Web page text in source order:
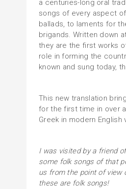
a centuries-long oral
songs of every aspect
ballads, to laments for
brigands. Written down
they are the first works
role in forming the
known and sung today,
This new translation
for the first time in over
Greek in modern English
I was visited by a friend
some folk songs of that
us from the point of view
these are folk songs!